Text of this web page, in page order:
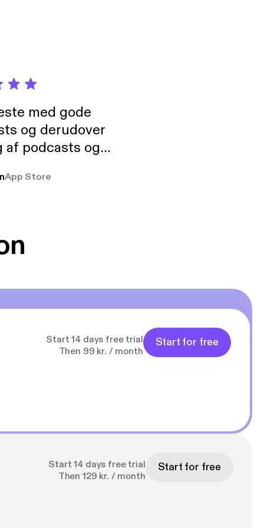
med gode
og derudover
podcasts og
pga
App Store
Start 14 days free trial
Then 99 kr. / month
Start for free
Start 14 days free trial
Then 129 kr. / month
Start for free